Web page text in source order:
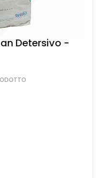
Detersivo -